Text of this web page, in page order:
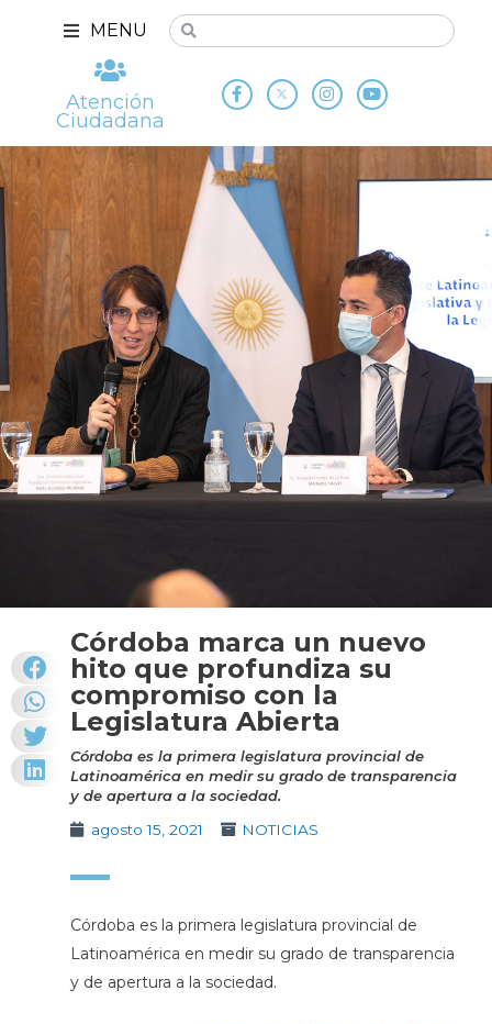
MENU
Atención
Ciudadana
Córdoba marca un nuevo
hito que profundiza su
compromiso con la
Legislatura Abierta
Córdoba es la primera legislatura provincial de
Latinoamérica en medir su grado de transparencia
y de apertura a la sociedad.
agosto 15, 2021
NOTICIAS
Córdoba es la primera legislatura provincial de
Latinoamérica en medir su grado de transparencia
y de apertura a la sociedad.